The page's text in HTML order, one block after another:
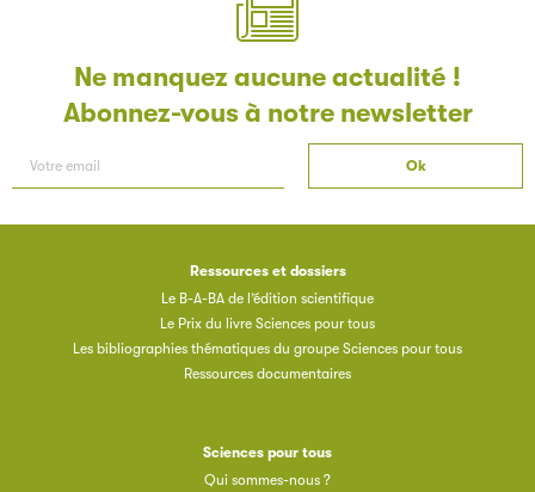
Ne manquez aucune actualité !
Abonnez-vous à notre newsletter
Ressources et dossiers
Le B-A-BA de l’édition scientifique
Le Prix du livre Sciences pour tous
Les bibliographies thématiques du groupe Sciences pour tous
Ressources documentaires
Sciences pour tous
Qui sommes-nous ?
Les petits champions de la lecture
enfants de CM1 et de CM2.
Partenaire